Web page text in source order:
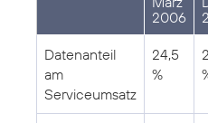
2006
Datenanteil
am
Serviceumsatz
24,5
%